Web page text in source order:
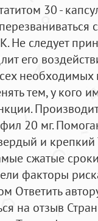
30 -
Не следует
его
необходимых
тем, у кого
20 мг.
и
сжатые
факторы
Ответить
на отзыв